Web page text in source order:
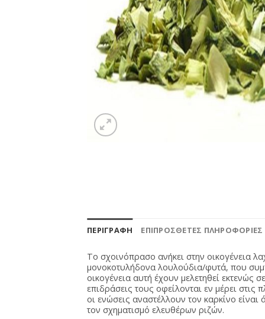
ΠΕΡΙΓΡΑΦΉ ΕΠΙΠΡΌΣΘΕΤΕΣ ΠΛΗΡΟΦΟΡΊΕΣ
Το σχοινόπρασο ανήκει στην οικογένεια
μονοκοτυλήδονα λουλούδια/φυτά, που
οικογένεια αυτή έχουν μελετηθεί εκτενώς
επιδράσεις τους οφείλονται εν μέρει
οι ενώσεις αναστέλλουν τον καρκίνο
τον σχηματισμό ελευθέρων ριζών.